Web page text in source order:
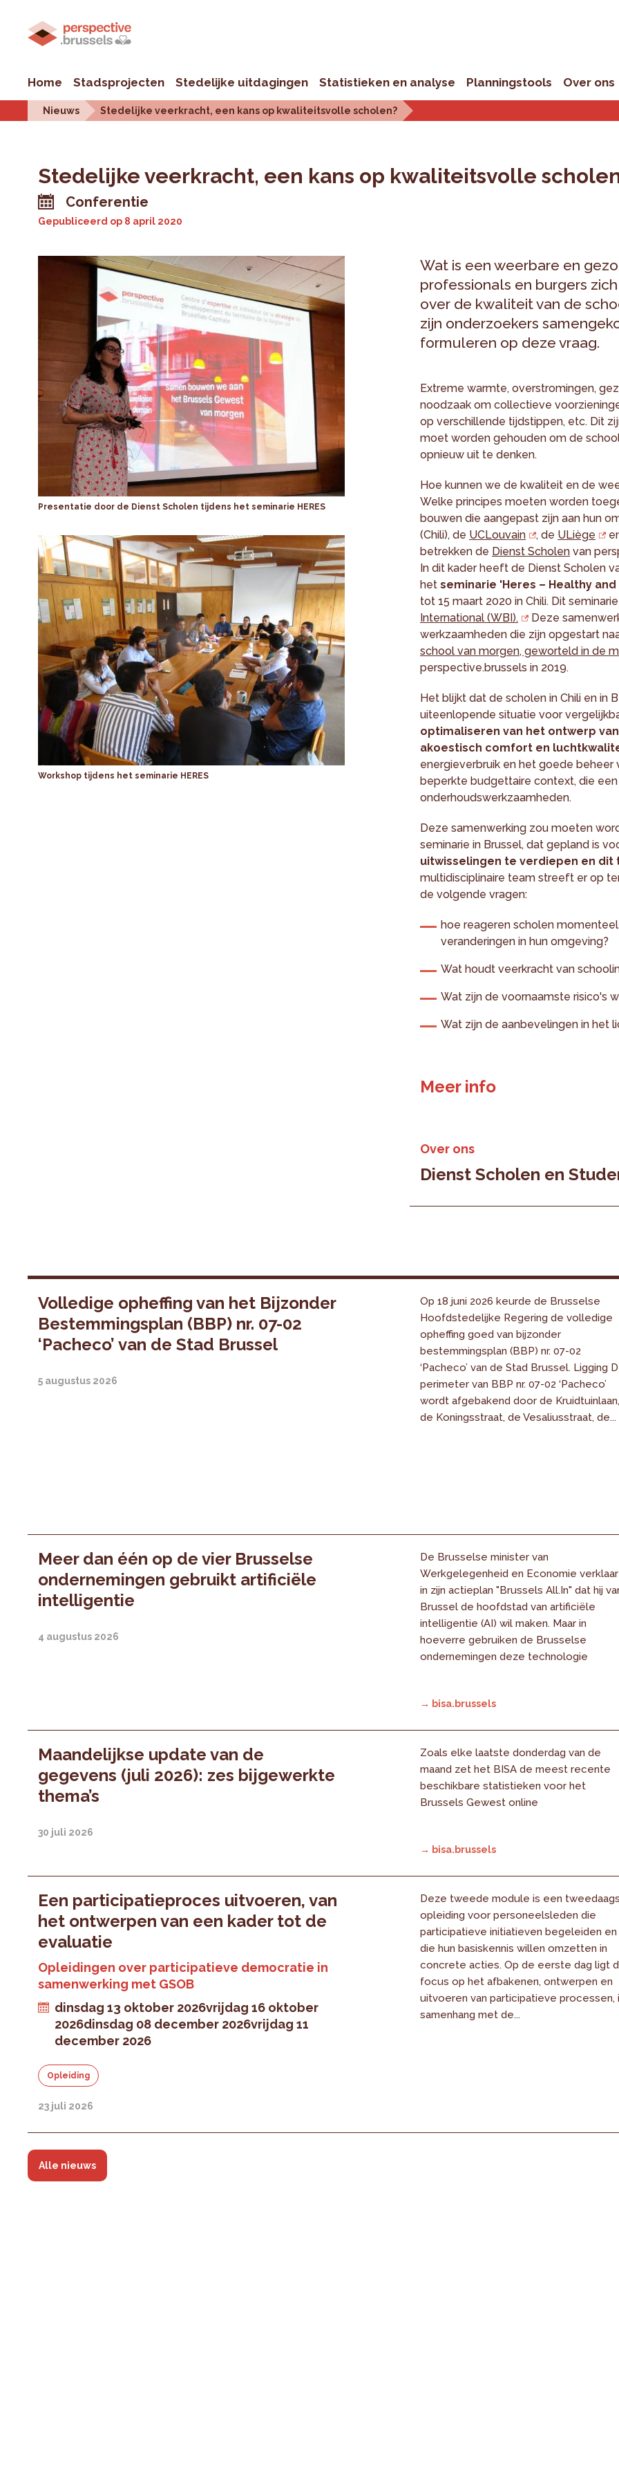
Home Stadsprojecten Stedelijke uitdagingen Statistieken en analyse Planningstools Over ons
Nieuws Stedelijke veerkracht, een kans op kwaliteitsvolle scholen?
Stedelijke veerkracht, een kans op kwaliteitsvolle
Conferentie
Gepubliceerd op 8 april 2020
Presentatie door de Dienst Scholen tijdens het seminarie HERES
Workshop tijdens het seminarie HERES
Wat is een weerbare en
professionals en burgers
over de kwaliteit van de
zijn onderzoekers
formuleren op deze vraag.
Extreme warmte, overstromingen,
noodzaak om collectieve
op verschillende tijdstippen, etc. Dit
moet worden gehouden om de
opnieuw uit te denken.
Hoe kunnen we de kwaliteit en de
Welke principes moeten worden
bouwen die aangepast zijn aan hun
(Chili), de UCLouvain , de ULiège
betrekken de Dienst Scholen van
In dit kader heeft de Dienst Scholen
hetseminarie 'Heres – Healthy
tot 15 maart 2020 in Chili. Dit
International (WBI).
Deze
werkzaamheden die zijn opgestart
school van morgen, geworteld in de
perspective.brussels in 2019.
Het blijkt dat de scholen in Chili en in
uiteenlopende situatie voor
optimaliseren van het ontwerp
akoestisch comfort en
energieverbruik en het goede beheer
beperkte budgettaire context, die
onderhoudswerkzaamheden.
Deze samenwerking zou moeten
seminarie in Brussel, dat gepland is
uitwisselingen te verdiepen en
multidisciplinaire team streeft er op
de volgende vragen:
hoe reageren scholen
veranderingen in hun omgeving?
Wat houdt veerkracht van
Wat zijn de voornaamste risico's
Wat zijn de aanbevelingen in het
Meer info
Over ons
Dienst Scholen en
Volledige opheffing van het Bijzonder
Bestemmingsplan (BBP) nr. 07-02
‘Pacheco’ van de Stad Brussel
5 augustus 2026
Op 18 juni 2026 keurde de Brusselse
Hoofdstedelijke Regering de volledige
opheffing goed van bijzonder
bestemmingsplan (BBP) nr. 07-02
‘Pacheco’ van de Stad Brussel. Ligging
perimeter van BBP nr. 07-02 ‘Pacheco’
wordt afgebakend door de
de Koningsstraat, de Vesaliusstraat, de...
Meer dan één op de vier Brusselse
ondernemingen gebruikt artificiële
intelligentie
4 augustus 2026
De Brusselse minister van
Werkgelegenheid en Economie
in zijn actieplan "Brussels All.In" dat hij
Brussel de hoofdstad van artificiële
intelligentie (AI) wil maken. Maar in
hoeverre gebruiken de Brusselse
ondernemingen deze technologie
→ bisa.brussels
Maandelijkse update van de
gegevens (juli 2026): zes bijgewerkte
thema’s
30 juli 2026
Zoals elke laatste donderdag van de
maand zet het BISA de meest recente
beschikbare statistieken voor het
Brussels Gewest online
→ bisa.brussels
Een participatieproces uitvoeren, van
het ontwerpen van een kader tot de
evaluatie
Opleidingen over participatieve democratie in
samenwerking met GSOB
dinsdag 13 oktober 2026vrijdag 16 oktober
2026dinsdag 08 december 2026vrijdag 11
december 2026
Opleiding
23 juli 2026
Deze tweede module is een
opleiding voor personeelsleden die
participatieve initiatieven begeleiden en
die hun basiskennis willen omzetten in
concrete acties. Op de eerste dag ligt
focus op het afbakenen, ontwerpen en
uitvoeren van participatieve processen,
samenhang met de...
Alle nieuws